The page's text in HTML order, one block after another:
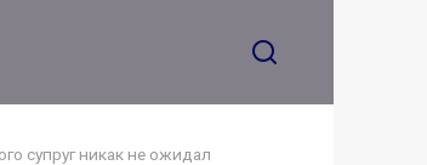
супруг никак не ожидал